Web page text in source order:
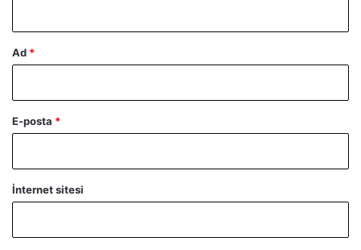
Ad *
E-posta *
İnternet sitesi